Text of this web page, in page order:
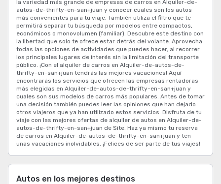
la variedad más grande de empresas de carros en Alquiler-de-
autos-de-thrifty-en-san+juan y conocer cuales son los autos
más convenientes para tu viaje. También utiliza el filtro que te
permitirá separar tu búsqueda por modelos entre compactos,
económicos o monovolumen (familiar). Descubre este destino con
la libertad que solo te ofrece estar detrás del volante. Aprovecha
todas las opciones de actividades que puedes hacer, al recorrer
los principales lugares de interés sin la limitación del transporte
público. ¡Con el alquiler de carros en Alquiler-de-autos-de-
thrifty-en-san+juan tendrás las mejores vacaciones! Aquí
encontrarás los servicios que ofrecen las empresas rentadoras
más elegidas en Alquiler-de-autos-de-thrifty-en-san+juan y
cuales son sus modelos de carros más populares. Antes de tomar
una decisión también puedes leer las opiniones que han dejado
otros viajeros que ya han utilizado estos servicios. Disfruta de tu
viaje con las mejores ofertas de alquiler de autos en Alquiler-de-
autos-de-thrifty-en-san+juan de Site. Haz ya mismo tu reserva
de carros en Alquiler-de-autos-de-thrifty-en-san+juan y ten
unas vacaciones inolvidables. ¡Felices de ser parte de tus viajes!
Autos en los mejores destinos